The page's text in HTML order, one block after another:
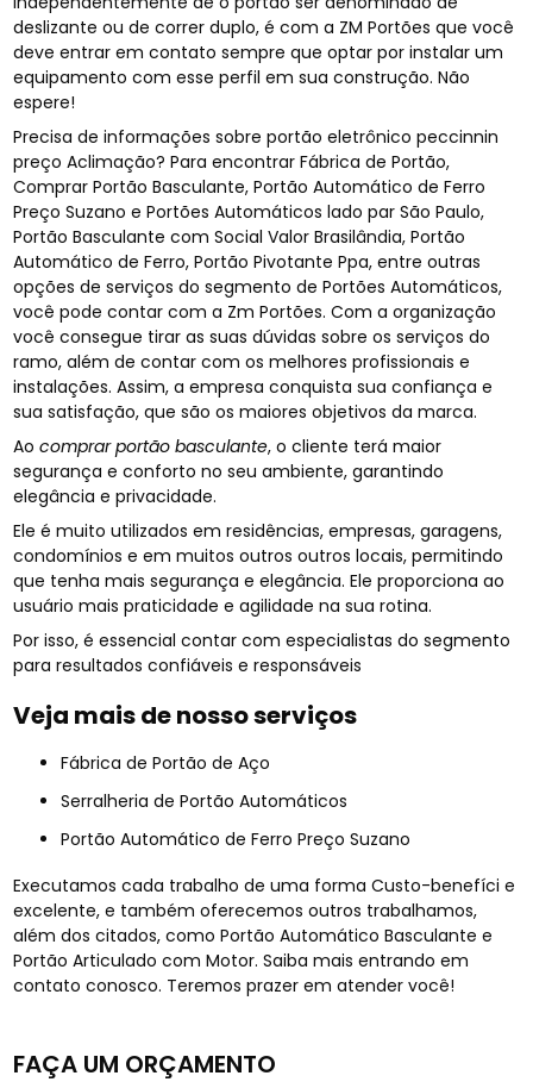
deslizante ou de correr duplo, é com a ZM Portões que você
deve entrar em contato sempre que optar por instalar um
equipamento com esse perfil em sua construção. Não
espere!
Precisa de informações sobre portão eletrônico peccinnin
preço Aclimação? Para encontrar Fábrica de Portão,
Comprar Portão Basculante, Portão Automático de Ferro
Preço Suzano e Portões Automáticos lado par São Paulo,
Portão Basculante com Social Valor Brasilândia, Portão
Automático de Ferro, Portão Pivotante Ppa, entre outras
opções de serviços do segmento de Portões Automáticos,
você pode contar com a Zm Portões. Com a organização
você consegue tirar as suas dúvidas sobre os serviços do
ramo, além de contar com os melhores profissionais e
instalações. Assim, a empresa conquista sua confiança e
sua satisfação, que são os maiores objetivos da marca.
Aocomprar portão basculante, o cliente terá maior
segurança e conforto no seu ambiente, garantindo
elegância e privacidade.
Ele é muito utilizados em residências, empresas, garagens,
condomínios e em muitos outros outros locais, permitindo
que tenha mais segurança e elegância. Ele proporciona ao
usuário mais praticidade e agilidade na sua rotina.
Por isso, é essencial contar com especialistas do segmento
para resultados confiáveis e responsáveis
Veja mais de nosso serviços
Fábrica de Portão de Aço
Serralheria de Portão Automáticos
Portão Automático de Ferro Preço Suzano
Executamos cada trabalho de uma forma Custo-benefíci e
excelente, e também oferecemos outros trabalhamos,
além dos citados, como Portão Automático Basculante e
Portão Articulado com Motor. Saiba mais entrando em
contato conosco. Teremos prazer em atender você!
FAÇA UM ORÇAMENTO